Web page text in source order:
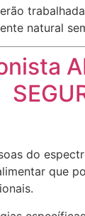
natural
do
que